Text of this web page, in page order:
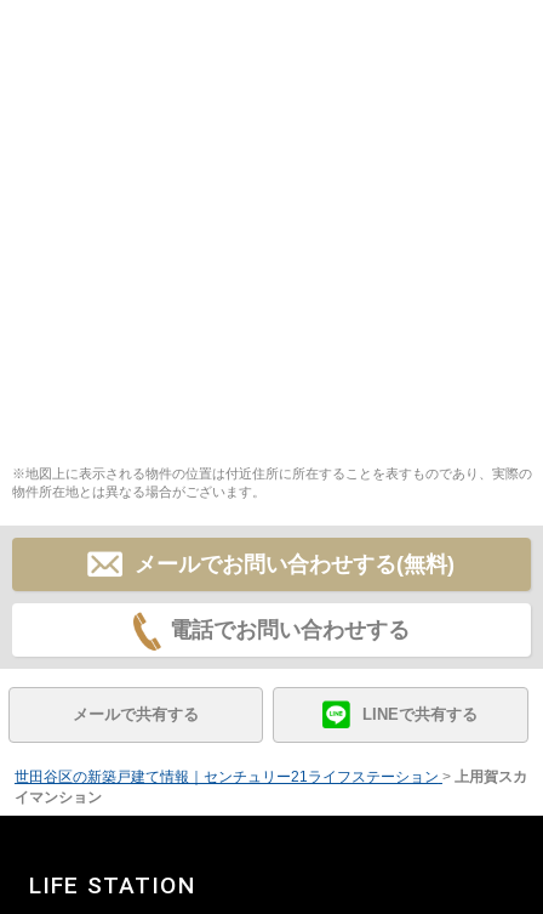
※地図上に表示される物件の位置は付近住所に所在することを表すものであり、実際の
物件所在地とは異なる場合がございます。
メールでお問い合わせする(無料)
電話でお問い合わせする
メールで共有する LINEで共有する
世田谷区の新築戸建て情報｜センチュリー21ライフステーション > 上用賀スカ
イマンション
LIFE STATION